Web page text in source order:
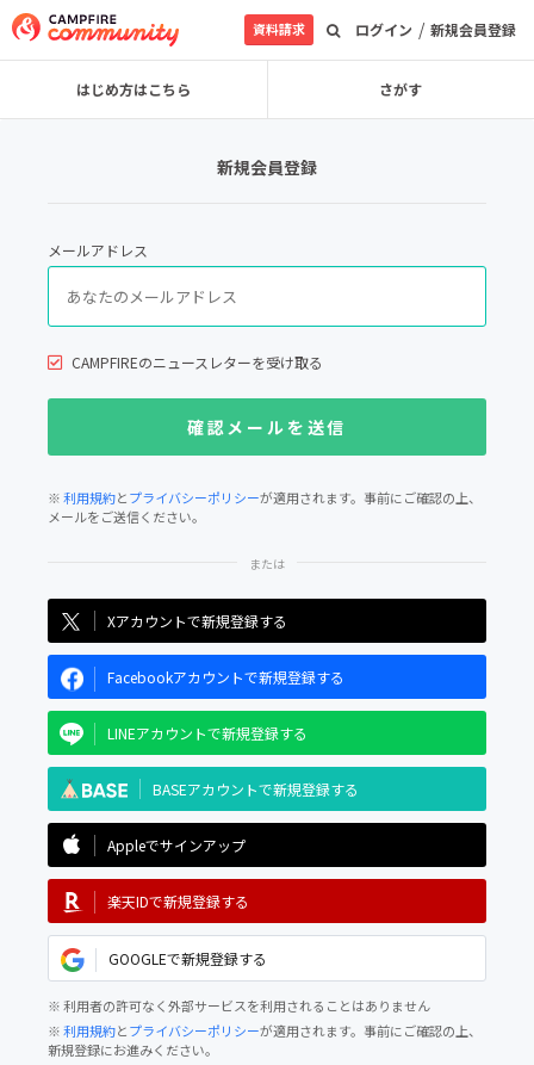
ログイン / 新規会員登録
資料請求
はじめ方はこちら さがす
新規会員登録
メールアドレス
CAMPFIREのニュースレターを受け取る
※利用規約とプライバシーポリシーが適用されます。事前にご確認の上、
メールをご送信ください。
Xアカウントで新規登録する
Facebookアカウントで新規登録する
LINEアカウントで新規登録する
BASEアカウントで新規登録する
Appleでサインアップ
楽天IDで新規登録する
GOOGLEで新規登録する
※ 利用者の許可なく外部サービスを利用されることはありません
※利用規約とプライバシーポリシーが適用されます。事前にご確認の上、
新規登録にお進みください。